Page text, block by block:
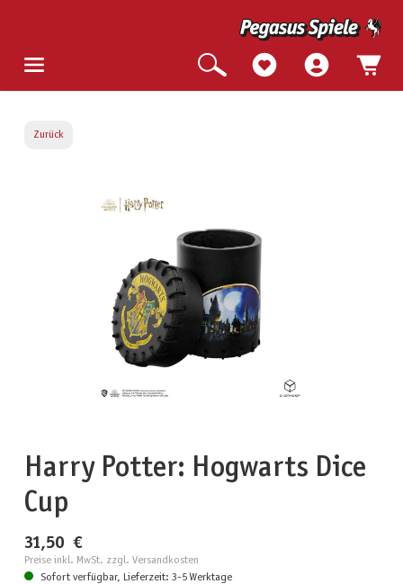
Zurück
Bildergalerie überspringen
Harry Potter: Hogwarts Dice
Cup
31,50 €
Preise inkl. MwSt. zzgl. Versandkosten
Sofort verfügbar, Lieferzeit: 3-5 Werktage